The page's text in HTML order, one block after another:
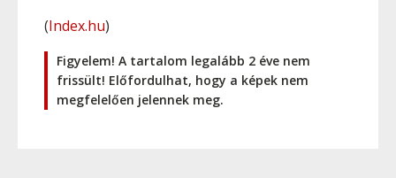
(Index.hu)
Figyelem! A tartalom legalább 2 éve nem
frissült! Előfordulhat, hogy a képek nem
megfelelően jelennek meg.